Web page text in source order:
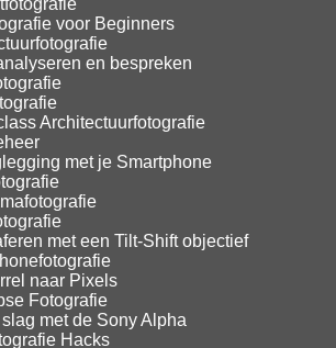
voor Beginners
en bespreken
Architectuurfotografie
met je Smartphone
met een Tilt-Shift objectief
naar Pixels
Fotografie
met de Sony Alpha
Hacks